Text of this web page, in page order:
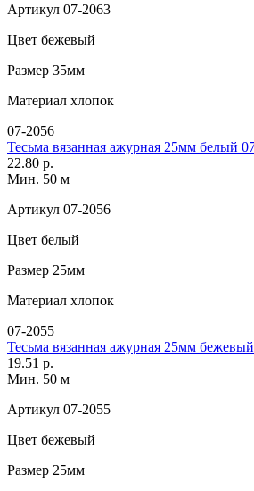
Артикул 07-2063
Цвет бежевый
Размер 35мм
Материал хлопок
07-2056
Тесьма вязанная ажурная 25мм белый
22.80 р.
Мин. 50 м
Артикул 07-2056
Цвет белый
Размер 25мм
Материал хлопок
07-2055
Тесьма вязанная ажурная 25мм
19.51 р.
Мин. 50 м
Артикул 07-2055
Цвет бежевый
Размер 25мм